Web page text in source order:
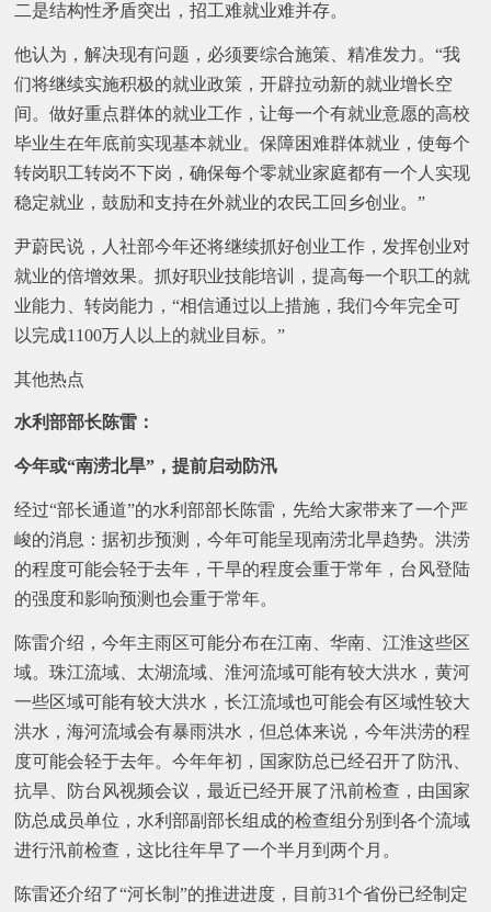
二是结构性矛盾突出，招工难就业难并存。
他认为，解决现有问题，必须要综合施策、精准发力。“我
们将继续实施积极的就业政策，开辟拉动新的就业增长空
间。做好重点群体的就业工作，让每一个有就业意愿的高校
毕业生在年底前实现基本就业。保障困难群体就业，使每个
转岗职工转岗不下岗，确保每个零就业家庭都有一个人实现
稳定就业，鼓励和支持在外就业的农民工回乡创业。”
尹蔚民说，人社部今年还将继续抓好创业工作，发挥创业对
就业的倍增效果。抓好职业技能培训，提高每一个职工的就
业能力、转岗能力，“相信通过以上措施，我们今年完全可
以完成1100万人以上的就业目标。”
其他热点
水利部部长陈雷：
今年或“南涝北旱”，提前启动防汛
经过“部长通道”的水利部部长陈雷，先给大家带来了一个严
峻的消息：据初步预测，今年可能呈现南涝北旱趋势。洪涝
的程度可能会轻于去年，干旱的程度会重于常年，台风登陆
的强度和影响预测也会重于常年。
陈雷介绍，今年主雨区可能分布在江南、华南、江淮这些区
域。珠江流域、太湖流域、淮河流域可能有较大洪水，黄河
一些区域可能有较大洪水，长江流域也可能会有区域性较大
洪水，海河流域会有暴雨洪水，但总体来说，今年洪涝的程
度可能会轻于去年。今年年初，国家防总已经召开了防汛、
抗旱、防台风视频会议，最近已经开展了汛前检查，由国家
防总成员单位，水利部副部长组成的检查组分别到各个流域
进行汛前检查，这比往年早了一个半月到两个月。
陈雷还介绍了“河长制”的推进进度，目前31个省份已经制定